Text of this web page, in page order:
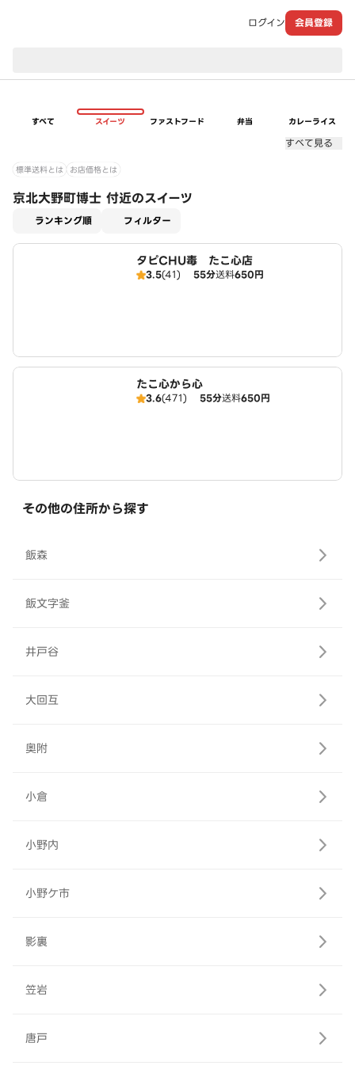
ログイン 会員登録
すべて スイーツ ファストフード 弁当 カレーライス
すべて見る
標準送料とは お店価格とは
京北大野町博士 付近のスイーツ
ランキング順 フィルター
タピCHU毒 たこ心店
3.5(41) 55分送料650円
たこ心から心
3.6(471) 55分送料650円
その他の住所から探す
飯森
飯文字釜
井戸谷
大回互
奥附
小倉
小野内
小野ケ市
影裏
笠岩
唐戸